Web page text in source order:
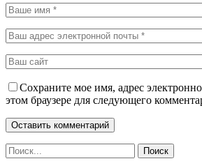
Сохраните мое имя, адрес
этом браузере для следующего